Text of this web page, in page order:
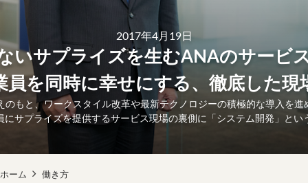
2017年4月19日
いサプライズを生むANAのサービ
員を同時に幸せにする、徹底した現
のもと、ワークスタイル改革や最新テクノロジーの積極的な導入を進
にサプライズを提供するサービス現場の裏側に「システム開発」とい
ホーム 働き方